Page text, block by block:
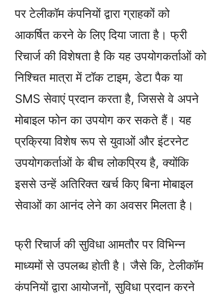
पर टेलीकॉम कंपनियों द्वारा ग्राहकों को
आकर्षित करने के लिए दिया जाता है। फ्री
रिचार्ज की विशेषता है कि यह उपयोगकर्ताओं को
निश्चित मात्रा में टॉक टाइम, डेटा पैक या
SMS सेवाएं प्रदान करता है, जिससे वे अपने
मोबाइल फोन का उपयोग कर सकते हैं। यह
प्रक्रिया विशेष रूप से युवाओं और इंटरनेट
उपयोगकर्ताओं के बीच लोकप्रिय है, क्योंकि
इससे उन्हें अतिरिक्त खर्च किए बिना मोबाइल
सेवाओं का आनंद लेने का अवसर मिलता है।
फ्री रिचार्ज की सुविधा आमतौर पर विभिन्न
माध्यमों से उपलब्ध होती है। जैसे कि, टेलीकॉम
कंपनियों द्वारा आयोजनों, सुविधा प्रदान करने